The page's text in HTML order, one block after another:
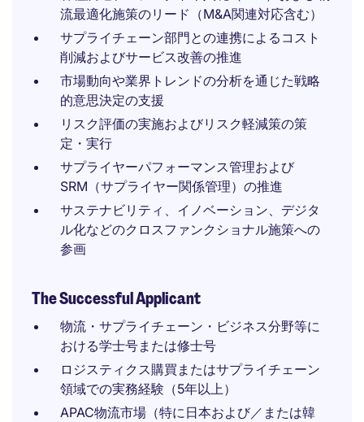
流最適化施策のリード（M&A関連対応含む）
サプライチェーン部門との連携によるコスト
削減およびサービス改善の推進
市場動向や業界トレンドの分析を通じた戦略
的意思決定の支援
リスク評価の実施およびリスク軽減策の策
定・実行
サプライヤーパフォーマンス管理および
SRM（サプライヤー関係管理）の推進
サステナビリティ、イノベーション、デジタ
ル化などのクロスファンクショナル施策への
参画
The Successful Applicant
物流・サプライチェーン・ビジネス分野等に
おける学士号または修士号
ロジスティクス購買またはサプライチェーン
領域での実務経験（5年以上）
APAC物流市場（特に日本および／または韓